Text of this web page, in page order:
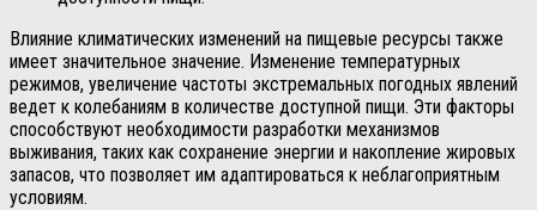
Влияние климатических изменений на пищевые ресурсы также
имеет значительное значение. Изменение температурных
режимов, увеличение частоты экстремальных погодных явлений
ведет к колебаниям в количестве доступной пищи. Эти факторы
способствуют необходимости разработки механизмов
выживания, таких как сохранение энергии и накопление жировых
запасов, что позволяет им адаптироваться к неблагоприятным
условиям.